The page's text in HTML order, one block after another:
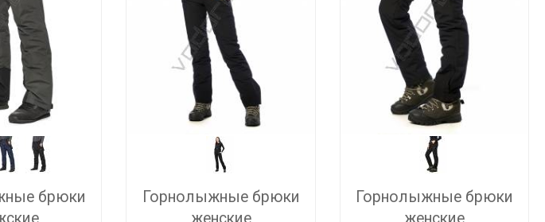
брюки
Горнолыжные брюки
Горнолыжные брюки